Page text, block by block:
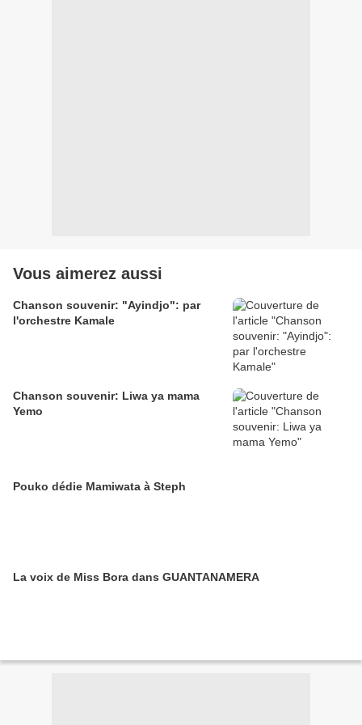
Vous aimerez aussi
Chanson souvenir: "Ayindjo": par
l'orchestre Kamale
Chanson souvenir: Liwa ya mama
Yemo
Pouko dédie Mamiwata à Steph
La voix de Miss Bora dans GUANTANAMERA